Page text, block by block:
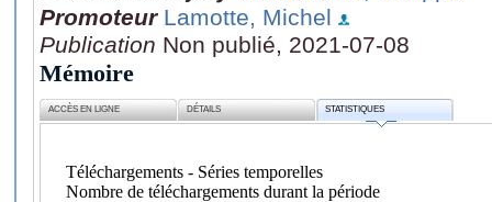
Promoteur Lamotte, Michel
Publication Non publié, 2021-07-08
Mémoire
ACCÈS EN LIGNE DÉTAILS STATISTIQUES